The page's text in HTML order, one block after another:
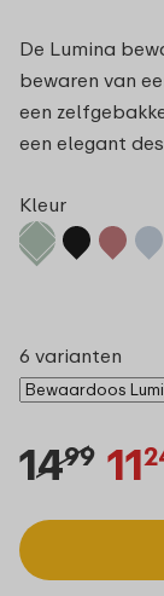
De Lumina
bewaren van
een
een elegant
Kleur
6 varianten
1499 11